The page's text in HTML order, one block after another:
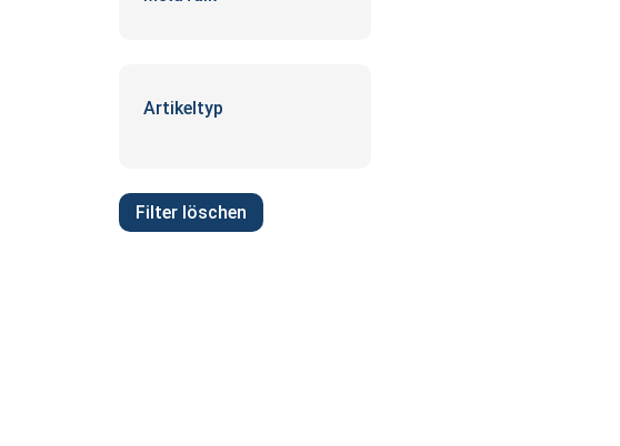
Artikeltyp
Filter löschen